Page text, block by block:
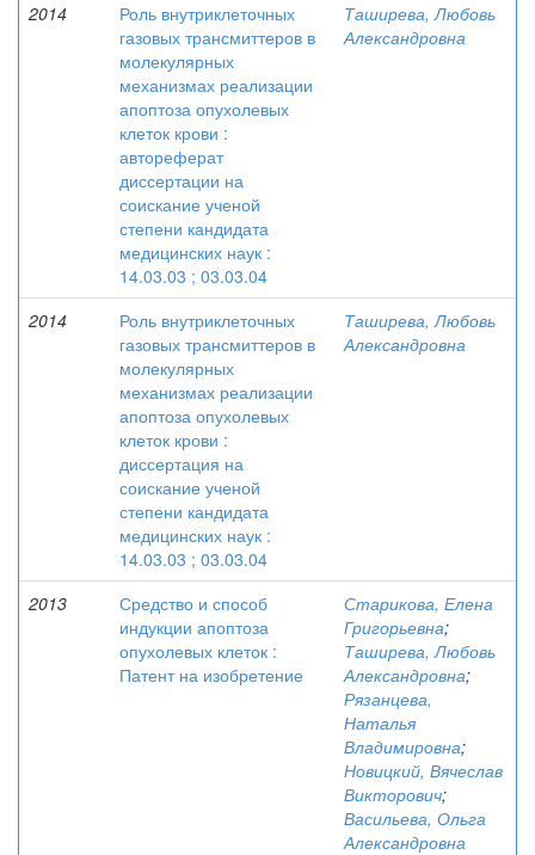
2014
Роль внутриклеточных
газовых трансмиттеров в
молекулярных
механизмах реализации
апоптоза опухолевых
клеток крови :
автореферат
диссертации на
соискание ученой
степени кандидата
медицинских наук :
14.03.03 ; 03.03.04
Таширева, Любовь
Александровна
2014
Роль внутриклеточных
газовых трансмиттеров в
молекулярных
механизмах реализации
апоптоза опухолевых
клеток крови :
диссертация на
соискание ученой
степени кандидата
медицинских наук :
14.03.03 ; 03.03.04
Таширева, Любовь
Александровна
2013
Средство и способ
индукции апоптоза
опухолевых клеток :
Патент на изобретение
Старикова, Елена
Григорьевна;
Таширева, Любовь
Александровна;
Рязанцева,
Наталья
Владимировна;
Новицкий, Вячеслав
Викторович;
Васильева, Ольга
Александровна